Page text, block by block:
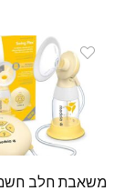
משאבת חלב